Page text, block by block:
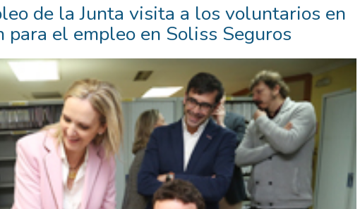
de la Junta visita a los voluntarios en
para el empleo en Soliss Seguros